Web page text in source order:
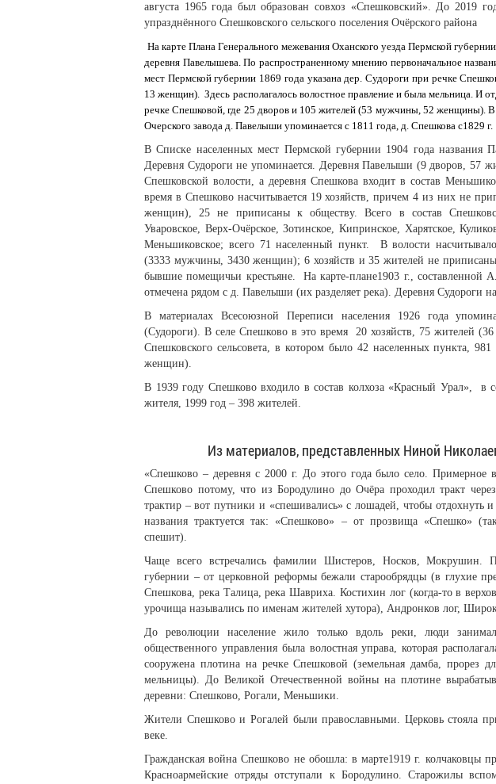
августа 1965 года был образован совхоз «Спешковский». До 2019
упразднённого Спешковского сельского поселения Очёрского района
На карте Плана Генерального межевания Оханского уезда Пермской
деревня Павелышева. По распространенному мнению первоначальное
мест Пермской губернии 1869 года указана дер. Судороги при речке
13 женщин). Здесь располагалось волостное правление и была мельница. И
речке Спешковой, где 25 дворов и 105 жителей (53 мужчины, 52 женщины).
Очерского завода д. Павелыши упоминается с 1811 года, д. Спешкова с1829 г.
В Списке населенных мест Пермской губернии 1904 года названия
Деревня Судороги не упоминается. Деревня Павелыши (9 дворов, 57
Спешковской волости, а деревня Спешкова входит в состав
время в Спешково насчитывается 19 хозяйств, причем 4 из них не
женщин), 25 не приписаны к обществу. Всего в состав
Уваровское, Верх-Очёрское, Зотинское, Кипринское, Харятское,
Меньшиковское; всего 71 населенный пункт. В волости
(3333 мужчины, 3430 женщин); 6 хозяйств и 35 жителей не
бывшие помещичьи крестьяне. На карте-плане1903 г.,
отмечена рядом с д. Павелыши (их разделяет река). Деревня Судороги на
В материалах Всесоюзной Переписи населения 1926 года
(Судороги). В селе Спешково в это время 20 хозяйств, 75 жителей
Спешковского сельсовета, в котором было 42 населенных пункта,
женщин).
В 1939 году Спешково входило в состав колхоза «Красный Урал», в
жителя, 1999 год – 398 жителей.
Из материалов, представленных Ниной
«Спешково – деревня с 2000 г. До этого года было село. Примерное
Спешково потому, что из Бородулино до Очёра проходил тракт
трактир – вот путники и «спешивались» с лошадей, чтобы отдохнуть
названия трактуется так: «Спешково» – от прозвища «Спешко»
спешит).
Чаще всего встречались фамилии Шистеров, Носков, Мокрушин.
губернии – от церковной реформы бежали старообрядцы (в глухие
Спешкова, река Талица, река Шавриха. Костихин лог (когда-то в
урочища назывались по именам жителей хутора), Андронков лог,
До революции население жило только вдоль реки, люди
общественного управления была волостная управа, которая
сооружена плотина на речке Спешковой (земельная дамба, прорез
мельницы). До Великой Отечественной войны на плотине
деревни: Спешково, Рогали, Меньшики.
Жители Спешково и Рогалей были православными. Церковь стояла
веке.
Гражданская война Спешково не обошла: в марте1919 г. колчаковцы
Красноармейские отряды отступали к Бородулино. Старожилы